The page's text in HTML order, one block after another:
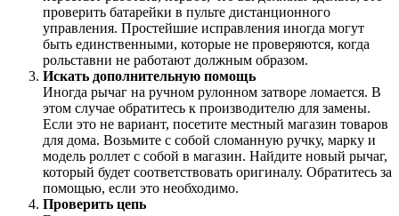
проверить батарейки в пульте дистанционного
управления. Простейшие исправления иногда могут
быть единственными, которые не проверяются, когда
рольставни не работают должным образом.
Искать дополнительную помощь
Иногда рычаг на ручном рулонном затворе ломается. В
этом случае обратитесь к производителю для замены.
Если это не вариант, посетите местный магазин товаров
для дома. Возьмите с собой сломанную ручку, марку и
модель роллет с собой в магазин. Найдите новый рычаг,
который будет соответствовать оригиналу. Обратитесь за
помощью, если это необходимо.
Проверить цепь